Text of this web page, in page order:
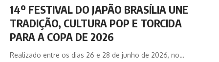
14º FESTIVAL DO JAPÃO BRASÍLIA UNE
TRADIÇÃO, CULTURA POP E TORCIDA
PARA A COPA DE 2026
Realizado entre os dias 26 e 28 de junho de 2026, no…